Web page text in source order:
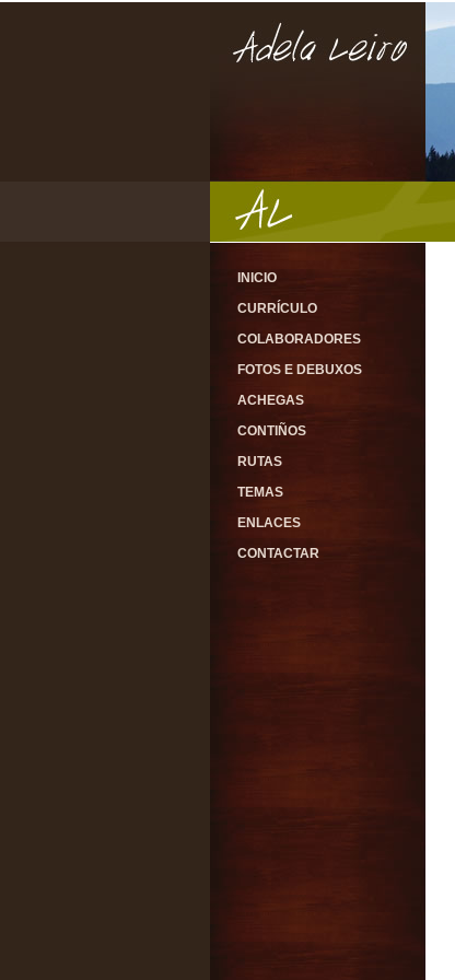
INICIO
CURRÍCULO
COLABORADORES
FOTOS E DEBUXOS
ACHEGAS
CONTIÑOS
RUTAS
TEMAS
ENLACES
CONTACTAR